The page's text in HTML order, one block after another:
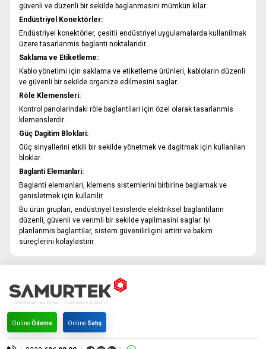
güvenli ve düzenli bir sekilde baglanmasini mümkün kilar.
Endüstriyel Konektörler:
Endüstriyel konektörler, çesitli endüstriyel uygulamalarda kullanilmak
üzere tasarlanmis baglanti noktalaridir.
Saklama ve Etiketleme:
Kablo yönetimi için saklama ve etiketleme ürünleri, kablolarin düzenli
ve güvenli bir sekilde organize edilmesini saglar.
Röle Klemensleri:
Kontrol panolarindaki röle baglantilari için özel olarak tasarlanmis
klemenslerdir.
Güç Dagitim Bloklari:
Güç sinyallerini etkili bir sekilde yönetmek ve dagitmak için kullanilan
bloklar.
Baglanti Elemanlari:
Baglanti elemanlari, klemens sistemlerini birbirine baglamak ve
genisletmek için kullanilir.
Bu ürün gruplari, endüstriyel tesislerde elektriksel baglantilarin
düzenli, güvenli ve verimli bir sekilde yapilmasini saglar. Iyi
planlanmis baglantilar, sistem güvenilirligini artirir ve bakim
süreçlerini kolaylastirir.
OnlineÖdeme Online Satış